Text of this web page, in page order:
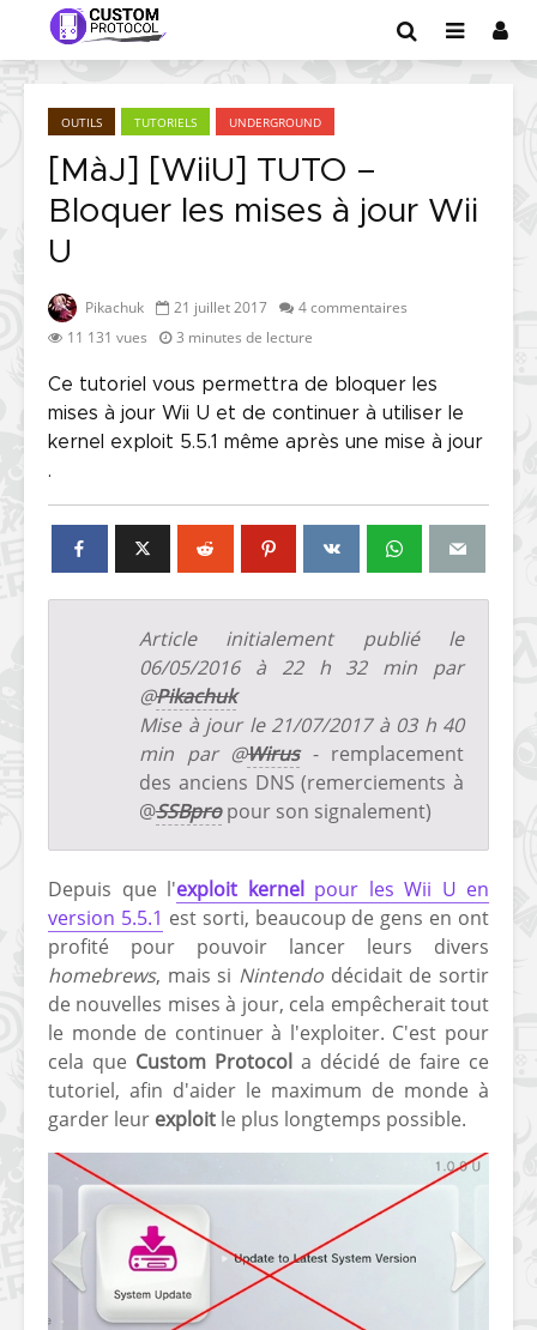
OUTILS TUTORIELS UNDERGROUND
[MàJ] [WiiU] TUTO –
Bloquer les mises à jour Wii
U
Pikachuk 21 juillet 2017
4 commentaires
11 131 vues
3 minutes de lecture
Ce tutoriel vous permettra de bloquer les
mises à jour Wii U et de continuer à utiliser le
kernel exploit 5.5.1 même après une mise à jour
.
Article initialement publié le
06/05/2016 à 22 h 32 min par
@Pikachuk
Mise à jour le 21/07/2017 à 03 h 40
min par @Wirus- remplacement
des anciens DNS (remerciements à
@SSBpropour son signalement)
Depuis que l'exploit kernel pour les Wii U en
version 5.5.1 est sorti, beaucoup de gens en ont
profité pour pouvoir lancer leurs divers
homebrews, mais si Nintendo décidait de sortir
de nouvelles mises à jour, cela empêcherait tout
le monde de continuer à l'exploiter. C'est pour
cela que Custom Protocol a décidé de faire ce
tutoriel, afin d'aider le maximum de monde à
garder leur exploit le plus longtemps possible.
[Vita] Ouverture de
KyûHEN, le nouveau
concours de
[Switch]